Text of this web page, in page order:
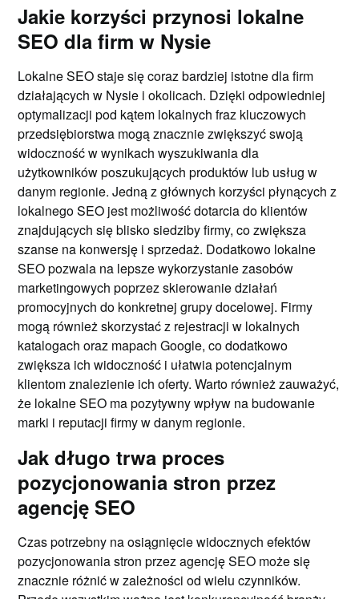
Jakie korzyści przynosi lokalne
SEO dla firm w Nysie
Lokalne SEO staje się coraz bardziej istotne dla firm
działających w Nysie i okolicach. Dzięki odpowiedniej
optymalizacji pod kątem lokalnych fraz kluczowych
przedsiębiorstwa mogą znacznie zwiększyć swoją
widoczność w wynikach wyszukiwania dla
użytkowników poszukujących produktów lub usług w
danym regionie. Jedną z głównych korzyści płynących z
lokalnego SEO jest możliwość dotarcia do klientów
znajdujących się blisko siedziby firmy, co zwiększa
szanse na konwersję i sprzedaż. Dodatkowo lokalne
SEO pozwala na lepsze wykorzystanie zasobów
marketingowych poprzez skierowanie działań
promocyjnych do konkretnej grupy docelowej. Firmy
mogą również skorzystać z rejestracji w lokalnych
katalogach oraz mapach Google, co dodatkowo
zwiększa ich widoczność i ułatwia potencjalnym
klientom znalezienie ich oferty. Warto również zauważyć,
że lokalne SEO ma pozytywny wpływ na budowanie
marki i reputacji firmy w danym regionie.
Jak długo trwa proces
pozycjonowania stron przez
agencję SEO
Czas potrzebny na osiągnięcie widocznych efektów
pozycjonowania stron przez agencję SEO może się
znacznie różnić w zależności od wielu czynników.